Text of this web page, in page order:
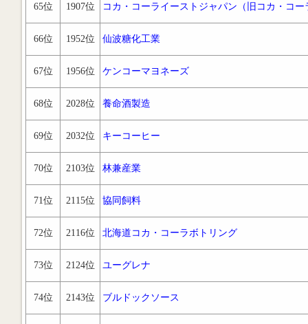
65位 1907位 コカ・コーライーストジャパン（旧コカ・
66位 1952位 仙波糖化工業
67位 1956位 ケンコーマヨネーズ
68位 2028位 養命酒製造
69位 2032位 キーコーヒー
70位 2103位 林兼産業
71位 2115位 協同飼料
72位 2116位 北海道コカ・コーラボトリング
73位 2124位 ユーグレナ
74位 2143位 ブルドックソース